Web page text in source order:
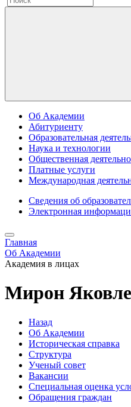
Об Академии
Абитуриенту
Образовательная
Наука и технологии
Общественная
Платные услуги
Международная
Сведения об
Электронная
Главная
Об Академии
Академия в лицах
Мирон
Назад
Об Академии
Историческая справка
Структура
Ученый совет
Вакансии
Специальная оценка
Обращения граждан